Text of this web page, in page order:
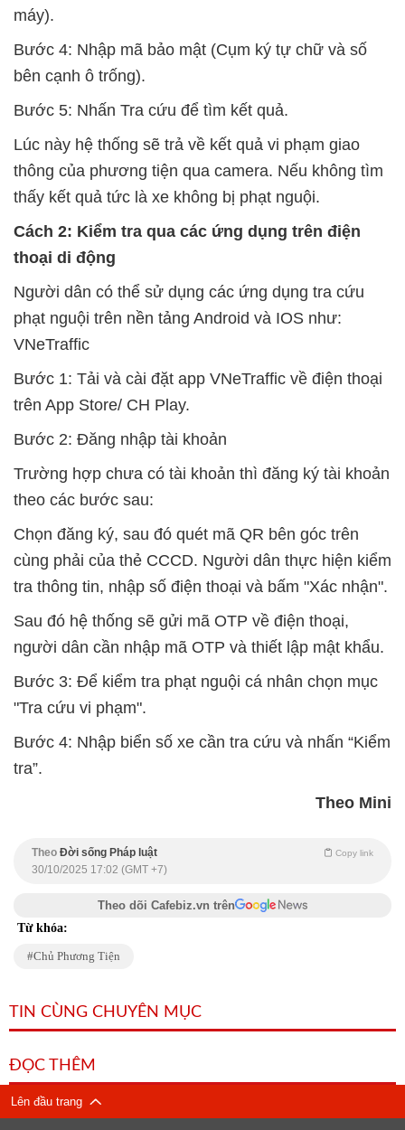
máy).
Bước 4: Nhập mã bảo mật (Cụm ký tự chữ và số
bên cạnh ô trống).
Bước 5: Nhấn Tra cứu để tìm kết quả.
Lúc này hệ thống sẽ trả về kết quả vi phạm giao
thông của phương tiện qua camera. Nếu không tìm
thấy kết quả tức là xe không bị phạt nguội.
Cách 2: Kiểm tra qua các ứng dụng trên điện
thoại di động
Người dân có thể sử dụng các ứng dụng tra cứu
phạt nguội trên nền tảng Android và IOS như:
VNeTraffic
Bước 1: Tải và cài đặt app VNeTraffic về điện thoại
trên App Store/ CH Play.
Bước 2: Đăng nhập tài khoản
Trường hợp chưa có tài khoản thì đăng ký tài khoản
theo các bước sau:
Chọn đăng ký, sau đó quét mã QR bên góc trên
cùng phải của thẻ CCCD. Người dân thực hiện kiểm
tra thông tin, nhập số điện thoại và bấm "Xác nhận".
Sau đó hệ thống sẽ gửi mã OTP về điện thoại,
người dân cần nhập mã OTP và thiết lập mật khẩu.
Bước 3: Để kiểm tra phạt nguội cá nhân chọn mục
"Tra cứu vi phạm".
Bước 4: Nhập biển số xe cần tra cứu và nhấn “Kiểm
tra”.
Theo Mini
Theo Đời sống Pháp luật Copy link
30/10/2025 17:02 (GMT +7)
Theo dõi Cafebiz.vn trên
Từ khóa:
Chủ Phương Tiện
TIN CÙNG CHUYÊN MỤC
ĐỌC THÊM
Lên đầu trang